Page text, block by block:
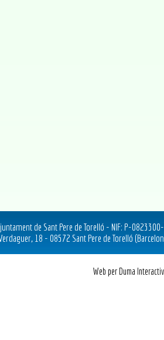
de Sant Pere de Torelló - NIF: P-
18 - 08572 Sant Pere de Torelló
Web per Duma